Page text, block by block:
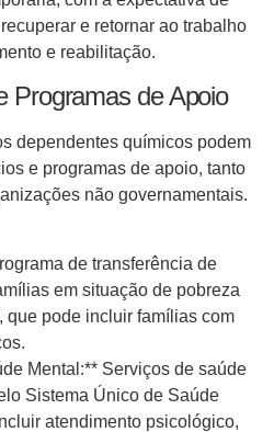
e retornar ao trabalho
e reabilitação.
Programas de Apoio
dependentes químicos podem
e programas de apoio, tanto
não governamentais.
de transferência de
em situação de pobreza
que pode incluir famílias com
Mental:** Serviços de saúde
Sistema Único de Saúde
atendimento psicológico,